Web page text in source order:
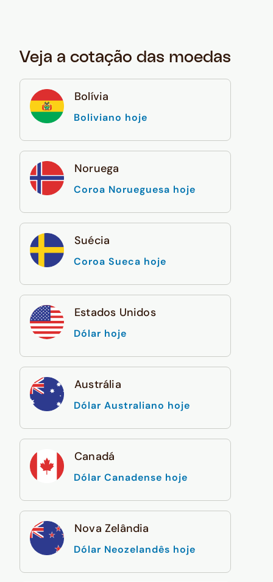
Veja a cotação das moedas
Bolívia
Boliviano hoje
Noruega
Coroa Norueguesa hoje
Suécia
Coroa Sueca hoje
Estados Unidos
Dólar hoje
Austrália
Dólar Australiano hoje
Canadá
Dólar Canadense hoje
Nova Zelândia
Dólar Neozelandês hoje